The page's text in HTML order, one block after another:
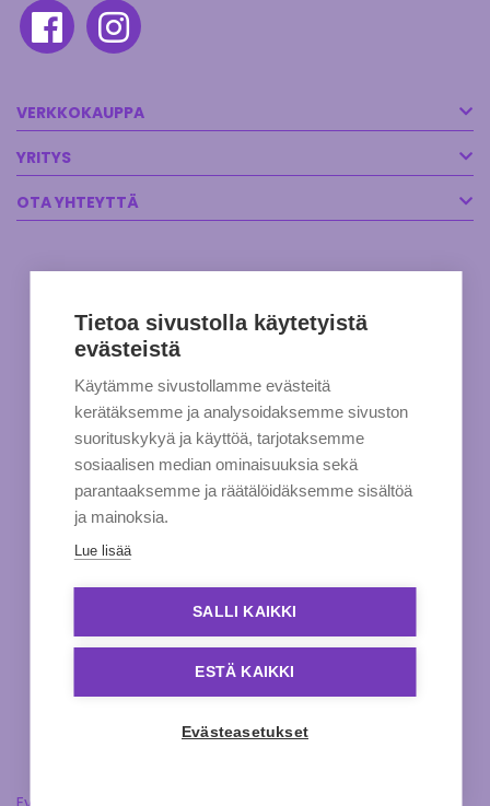
VERKKOKAUPPA
YRITYS
OTA YHTEYTTÄ
Tietoa sivustolla käytetyistä
evästeistä
Käytämme sivustollamme evästeitä
kerätäksemme ja analysoidaksemme sivuston
suorituskykyä ja käyttöä, tarjotaksemme
sosiaalisen median ominaisuuksia sekä
parantaaksemme ja räätälöidäksemme sisältöä
ja mainoksia.
Lue lisää
SALLI KAIKKI
ESTÄ KAIKKI
Evästeasetukset